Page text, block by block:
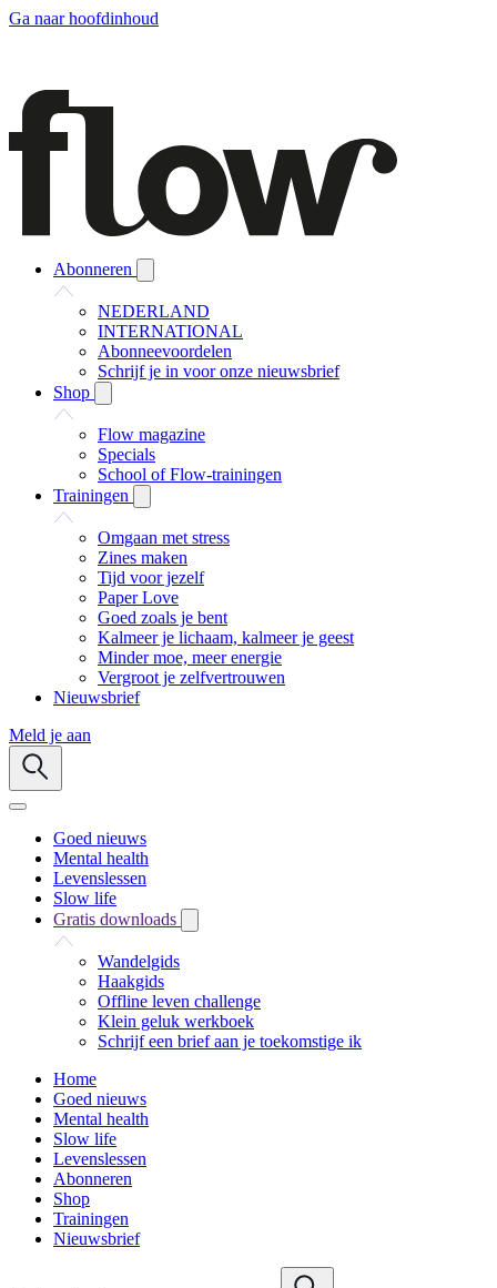
Ga naar hoofdinhoud
Abonneren
NEDERLAND
INTERNATIONAL
Abonneevoordelen
Schrijf je in voor onze nieuwsbrief
Shop
Flow magazine
Specials
School of Flow-trainingen
Trainingen
Omgaan met stress
Zines maken
Tijd voor jezelf
Paper Love
Goed zoals je bent
Kalmeer je lichaam, kalmeer je geest
Minder moe, meer energie
Vergroot je zelfvertrouwen
Nieuwsbrief
Meld je aan
Goed nieuws
Mental health
Levenslessen
Slow life
Gratis downloads
Wandelgids
Haakgids
Offline leven challenge
Klein geluk werkboek
Schrijf een brief aan je toekomstige ik
Home
Goed nieuws
Mental health
Slow life
Levenslessen
Abonneren
Shop
Trainingen
Nieuwsbrief